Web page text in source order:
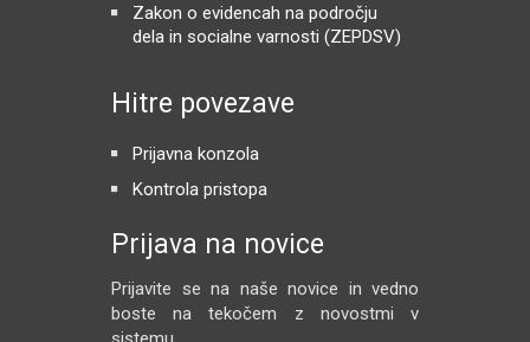
Zakon o evidencah na področju
dela in socialne varnosti (ZEPDSV)
Hitre povezave
Prijavna konzola
Kontrola pristopa
Prijava na novice
Prijavite se na naše novice in vedno
boste na tekočem z novostmi v